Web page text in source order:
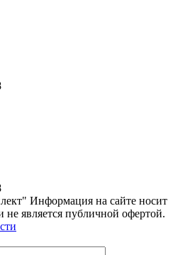
Информация на сайте носит
является публичной офертой.